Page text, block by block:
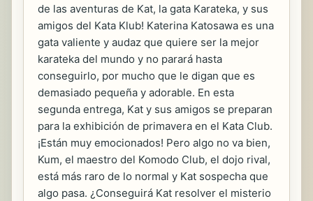
de las aventuras de Kat, la gata Karateka, y sus
amigos del Kata Klub! Katerina Katosawa es una
gata valiente y audaz que quiere ser la mejor
karateka del mundo y no parará hasta
conseguirlo, por mucho que le digan que es
demasiado pequeña y adorable. En esta
segunda entrega, Kat y sus amigos se preparan
para la exhibición de primavera en el Kata Club.
¡Están muy emocionados! Pero algo no va bien,
Kum, el maestro del Komodo Club, el dojo rival,
está más raro de lo normal y Kat sospecha que
algo pasa. ¿Conseguirá Kat resolver el misterio